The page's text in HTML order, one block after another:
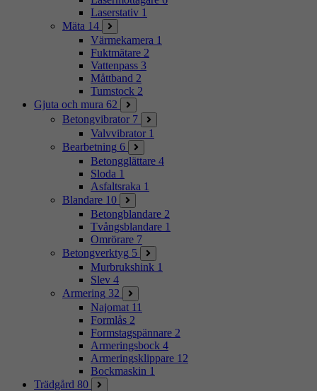
Laserstativ 1
Mäta 14
Värmekamera 1
Fuktmätare 2
Vattenpass 3
Måttband 2
Tumstock 2
Gjuta och mura 62
Betongvibrator 7
Valvvibrator 1
Bearbetning 6
Betongglättare 4
Sloda 1
Asfaltsraka 1
Blandare 10
Betongblandare 2
Tvångsblandare 1
Omrörare 7
Betongverktyg 5
Murbrukshink 1
Slev 4
Armering 32
Najomat 11
Formlås 2
Formstagspännare 2
Armeringsbock 4
Armeringsklippare 12
Bockmaskin 1
Trädgård 80